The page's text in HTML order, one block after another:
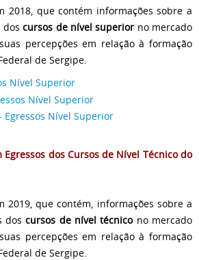
2018, que contém informações sobre a
doscursos de nível superior no mercado
percepções em relação à formação
de Sergipe.
Nível Superior
Nível Superior
Egressos Nível Superior
Egressos dos Cursos de Nível Técnico do
2019, que contém, informações sobre a
doscursos de nível técnicono mercado
percepções em relação à formação
de Sergipe.